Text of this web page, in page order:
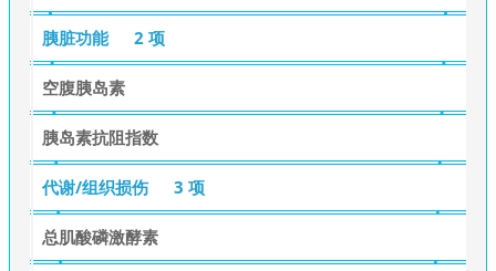
胰脏功能 2 项
空腹胰岛素
胰岛素抗阻指数
代谢/组织损伤 3 项
总肌酸磷激酵素